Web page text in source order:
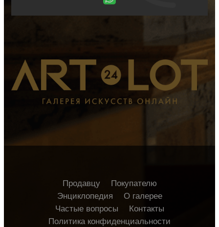
Продавцу
Покупателю
Энциклопедия
О галерее
Частые вопросы
Контакты
Политика конфиденциальности